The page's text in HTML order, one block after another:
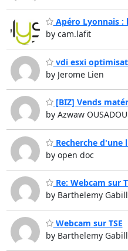
Apéro Lyonnais :
by cam.lafit
vdi esxi
by Jerome Lien
[BIZ] Vends
by Azwaw OUSADOU
Recherche d'une
by open doc
Re: Webcam sur
by Barthelemy
Webcam sur TSE
by Barthelemy